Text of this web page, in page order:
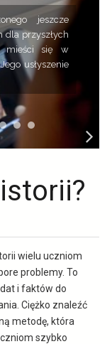
jeszcze
dla przyszłych
mieści się w
usłyszenie
wielu uczniom
problemy. To
i faktów do
Ciężko znaleźć
metodę, która
szybko